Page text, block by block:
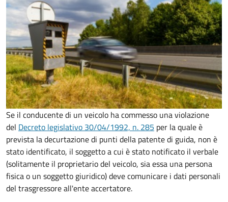
Se il conducente di un veicolo ha commesso una violazione
del Decreto legislativo 30/04/1992, n. 285 per la quale è
prevista la decurtazione di punti della patente di guida, non è
stato identificato, il soggetto a cui è stato notificato il verbale
(solitamente il proprietario del veicolo, sia essa una persona
fisica o un soggetto giuridico) deve comunicare i dati personali
del trasgressore all'ente accertatore.